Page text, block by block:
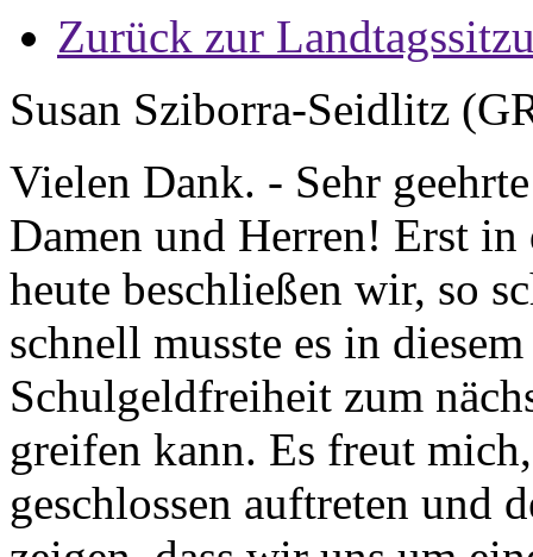
Zurück zur
Susan Sziborra-Seidlitz
Vielen Dank. - Sehr
Damen und Herren! Erst
heute beschließen wir, so
schnell musste es in
Schulgeldfreiheit zum
greifen kann. Es freut
geschlossen auftreten und